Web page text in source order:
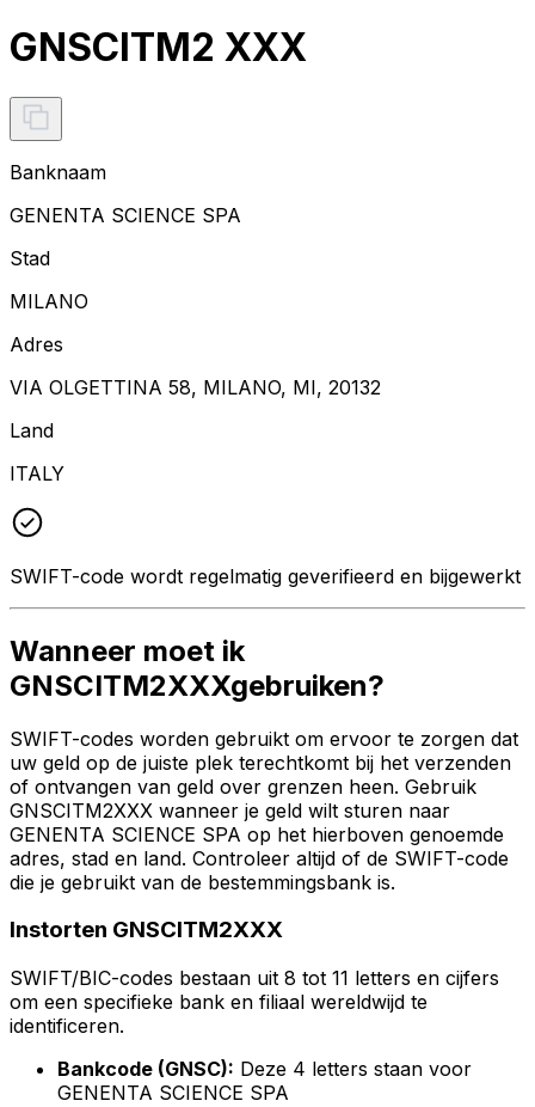
GNSCITM2 XXX
Banknaam
GENENTA SCIENCE SPA
Stad
MILANO
Adres
VIA OLGETTINA 58, MILANO, MI, 20132
Land
ITALY
SWIFT-code wordt regelmatig geverifieerd en bijgewerkt
Wanneer moet ik
GNSCITM2XXXgebruiken?
SWIFT-codes worden gebruikt om ervoor te zorgen dat
uw geld op de juiste plek terechtkomt bij het verzenden
of ontvangen van geld over grenzen heen. Gebruik
GNSCITM2XXX wanneer je geld wilt sturen naar
GENENTA SCIENCE SPA op het hierboven genoemde
adres, stad en land. Controleer altijd of de SWIFT-code
die je gebruikt van de bestemmingsbank is.
Instorten GNSCITM2XXX
SWIFT/BIC-codes bestaan uit 8 tot 11 letters en cijfers
om een specifieke bank en filiaal wereldwijd te
identificeren.
Bankcode (GNSC): Deze 4 letters staan voor
GENENTA SCIENCE SPA